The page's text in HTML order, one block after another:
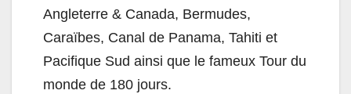
Angleterre & Canada, Bermudes,
Caraïbes, Canal de Panama, Tahiti et
Pacifique Sud ainsi que le fameux Tour du
monde de 180 jours.